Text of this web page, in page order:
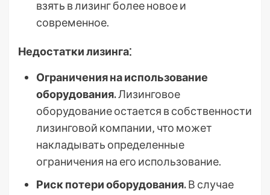
взять в лизинг более новое и
современное.
Недостатки лизинга⁚
Ограничения на использование
оборудования.Лизинговое
оборудование остается в собственности
лизинговой компании‚ что может
накладывать определенные
ограничения на его использование.
Риск потери оборудования.В случае